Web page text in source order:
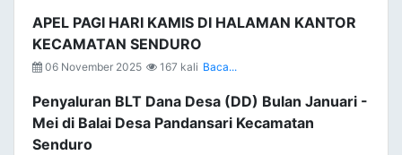
APEL PAGI HARI KAMIS DI HALAMAN KANTOR
KECAMATAN SENDURO
06 November 2025 167 kali Baca...
Penyaluran BLT Dana Desa (DD) Bulan Januari -
Mei di Balai Desa Pandansari Kecamatan
Senduro